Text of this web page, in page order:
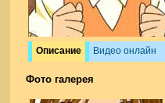
Описание Видео онлайн
Фото галерея